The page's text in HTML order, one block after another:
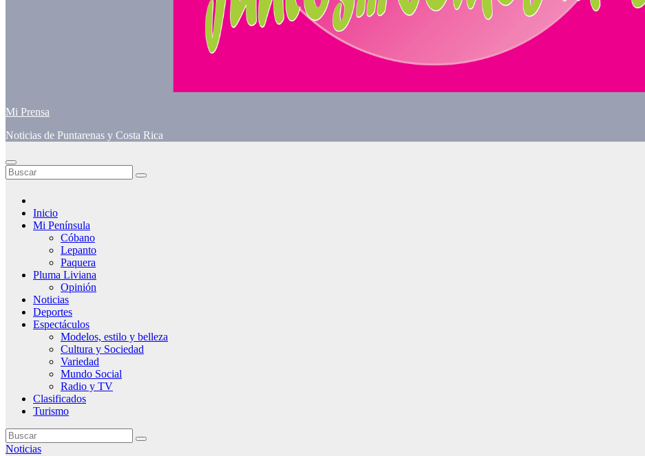
Mi Prensa
Noticias de Puntarenas y Costa Rica
Inicio
Mi Península
Cóbano
Lepanto
Paquera
Pluma Liviana
Opinión
Noticias
Deportes
Espectáculos
Modelos, estilo y belleza
Cultura y Sociedad
Variedad
Mundo Social
Radio y TV
Clasificados
Turismo
Noticias